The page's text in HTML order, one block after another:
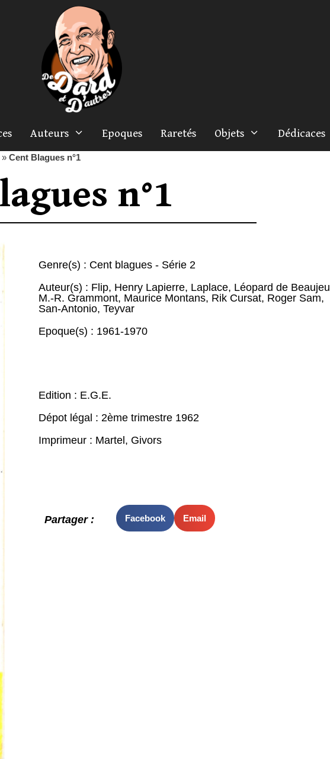
Auteurs Epoques Raretés Objets Dédicaces
» Cent Blagues n°1
n°1
Genre(s) : Cent blagues - Série 2
Auteur(s) : Flip, Henry Lapierre, Laplace, Léopard de Beaujeu
M.-R. Grammont, Maurice Montans, Rik Cursat, Roger Sam,
San-Antonio, Teyvar
Epoque(s) : 1961-1970
Edition : E.G.E.
Dépot légal : 2ème trimestre 1962
Imprimeur : Martel, Givors
Partager : Facebook Email